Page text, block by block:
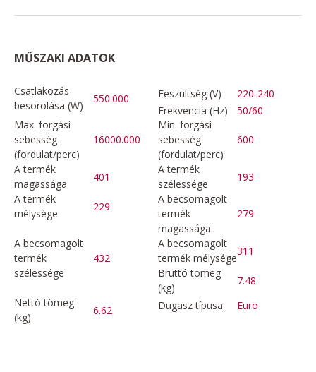
MŰSZAKI ADATOK
Csatlakozás
besorolása (W)
550.000 Feszültség (V)
220-240
Frekvencia (Hz)
50/60
Max. forgási
sebesség
(fordulat/perc)
16000.000
Min. forgási
sebesség
(fordulat/perc)
600
A termék
magassága
401
A termék
szélessége
193
A termék
mélysége
229
A becsomagolt
termék
magassága
279
A becsomagolt
termék
szélessége
432
A becsomagolt
termék mélysége
311
Bruttó tömeg
(kg)
7.48
Nettó tömeg
(kg)
6.62 Dugasz típusa Euro